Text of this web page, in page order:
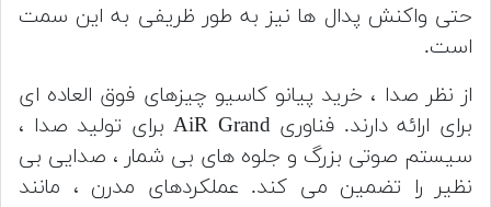
حتی واکنش پدال ها نیز به طور ظریفی به این سمت
است.
از نظر صدا ، خرید پیانو کاسیو چیزهای فوق العاده ای
برای ارائه دارند. فناوری AiR Grand برای تولید صدا ،
سیستم صوتی بزرگ و جلوه های بی شمار ، صدایی بی
نظیر را تضمین می کند. عملکردهای مدرن ، مانند